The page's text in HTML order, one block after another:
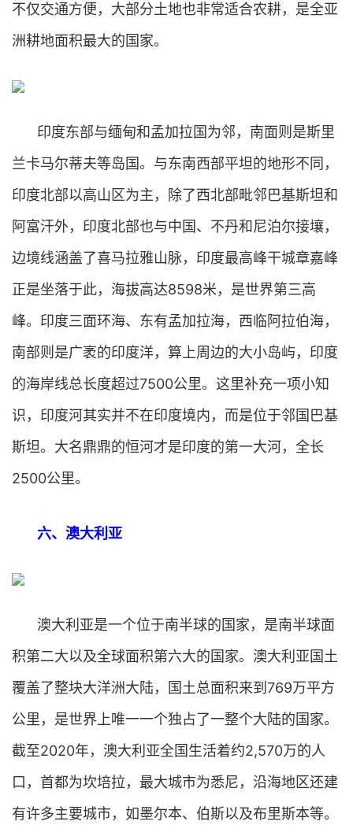
不仅交通方便，大部分土地也非常适合农耕，是全亚
洲耕地面积最大的国家。
印度东部与缅甸和孟加拉国为邻，南面则是斯里
兰卡马尔蒂夫等岛国。与东南西部平坦的地形不同，
印度北部以高山区为主，除了西北部毗邻巴基斯坦和
阿富汗外，印度北部也与中国、不丹和尼泊尔接壤，
边境线涵盖了喜马拉雅山脉，印度最高峰干城章嘉峰
正是坐落于此，海拔高达8598米，是世界第三高
峰。印度三面环海、东有孟加拉海，西临阿拉伯海，
南部则是广袤的印度洋，算上周边的大小岛屿，印度
的海岸线总长度超过7500公里。这里补充一项小知
识，印度河其实并不在印度境内，而是位于邻国巴基
斯坦。大名鼎鼎的恒河才是印度的第一大河，全长
2500公里。
六、澳大利亚
澳大利亚是一个位于南半球的国家，是南半球面
积第二大以及全球面积第六大的国家。澳大利亚国土
覆盖了整块大洋洲大陆，国土总面积来到769万平方
公里，是世界上唯一一个独占了一整个大陆的国家。
截至2020年，澳大利亚全国生活着约2,570万的人
口，首都为坎培拉，最大城市为悉尼，沿海地区还建
有许多主要城市，如墨尔本、伯斯以及布里斯本等。